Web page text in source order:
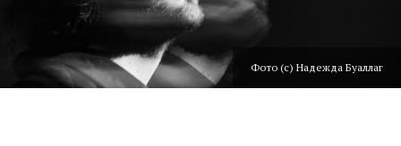
Фото (с) Надежда Буаллаг